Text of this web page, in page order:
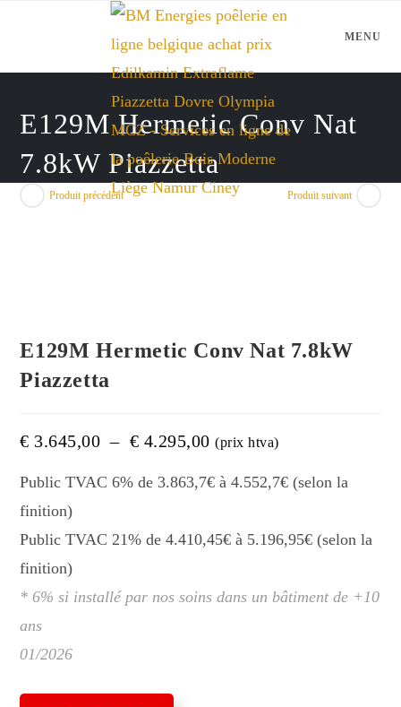
MENU
E129M Hermetic Conv Nat
7.8kW Piazzetta
Produit précédent Produit suivant
E129M Hermetic Conv Nat 7.8kW
Piazzetta
€ 3.645,00 – € 4.295,00Plage
de
€ 3.645,00
à
(prix htva)
Public TVAC 6% de 3.863,7€ à 4.552,7€ (selon la
finition)
Public TVAC 21% de 4.410,45€ à 5.196,95€ (selon la
finition)
* 6% si installé par nos soins dans un bâtiment de +10
ans
01/2026